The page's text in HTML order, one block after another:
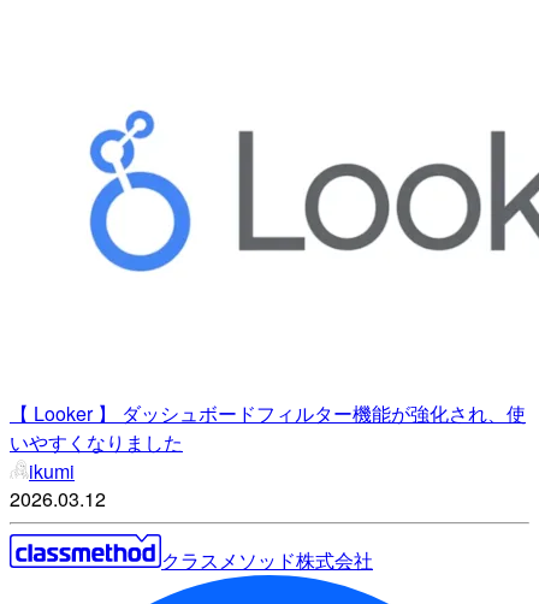
【 Looker 】 ダッシュボードフィルター機能が強化され、使
いやすくなりました
ikumi
2026.03.12
クラスメソッド株式会社